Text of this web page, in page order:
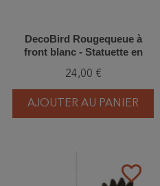
DecoBird Rougequeue à
front blanc - Statuette en
24,00 €
AJOUTER AU PANIER
favorite_border